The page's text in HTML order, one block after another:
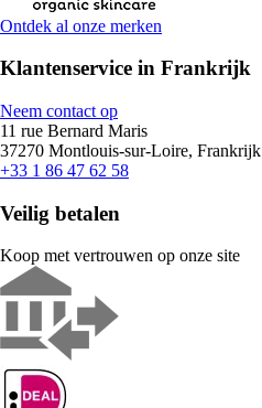
Ontdek al onze merken
Klantenservice in Frankrijk
Neem contact op
11 rue Bernard Maris
37270 Montlouis-sur-Loire, Frankrijk
+33 1 86 47 62 58
Veilig betalen
Koop met vertrouwen op onze site